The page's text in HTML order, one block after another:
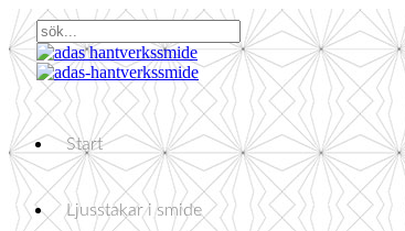
Start
Ljusstakar i smide